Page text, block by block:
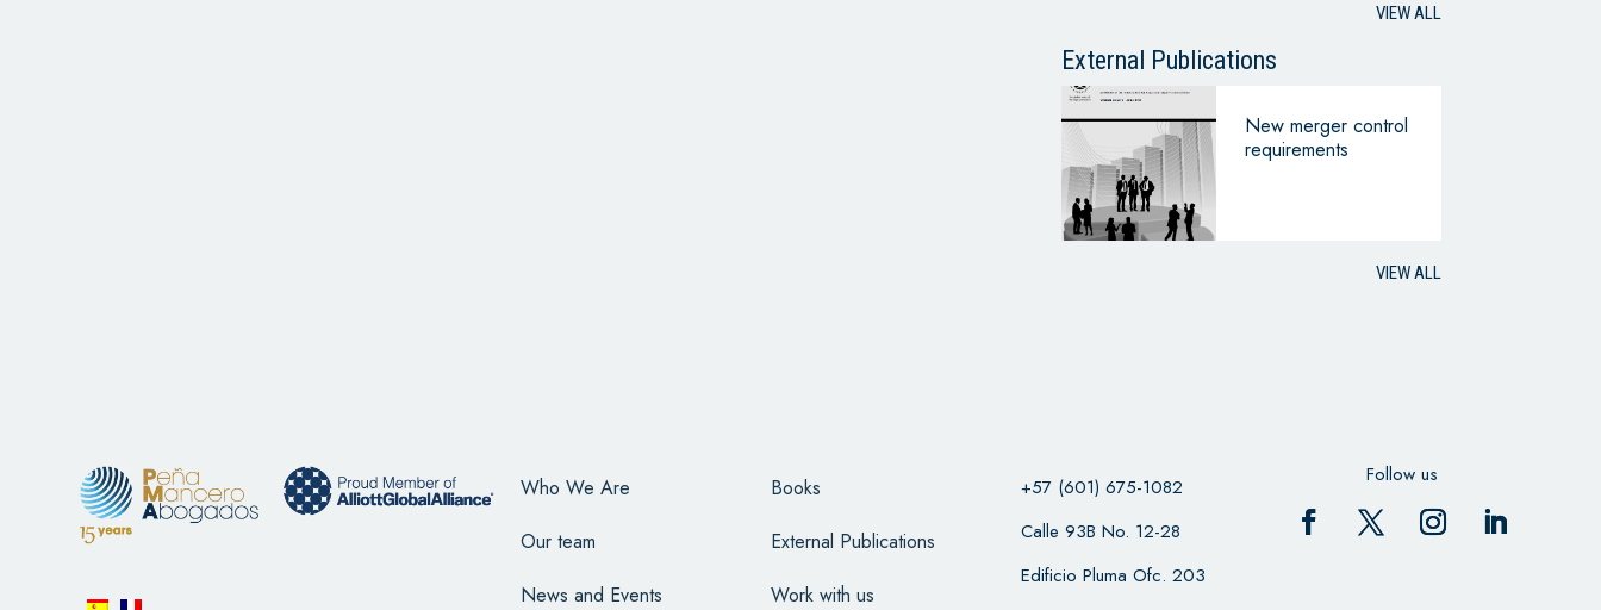
VIEW ALL
External Publications
New merger control
requirements
VIEW ALL
Who We Are
Our team
News and Events
Books
External Publications
Work with us
+57 (601) 675-1082
Calle 93B No. 12-28
Edificio Pluma Ofc. 203
Follow us